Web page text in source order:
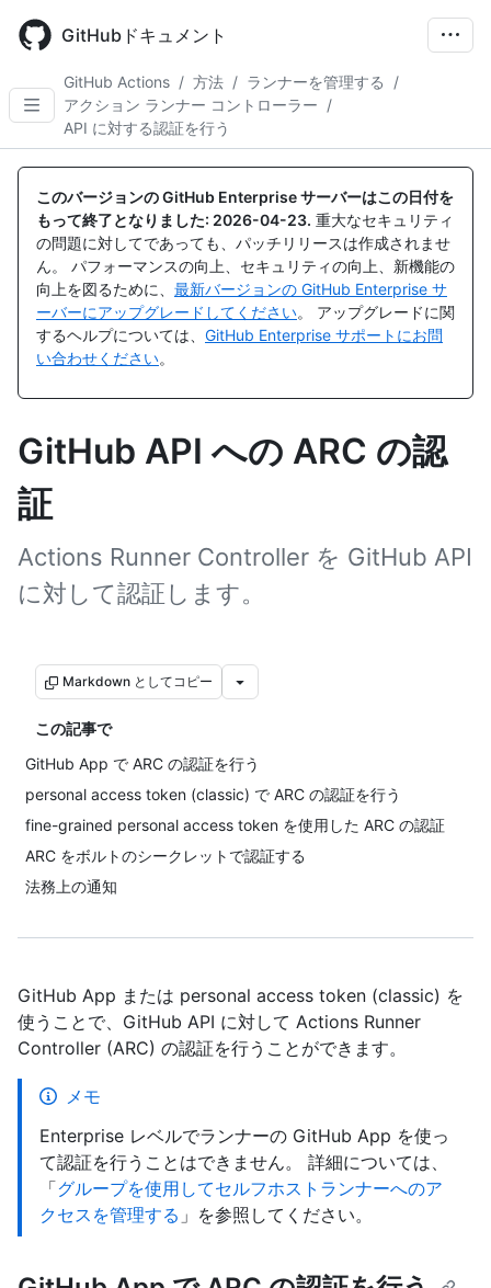
main
GitHubドキュメント
GitHub Actions / 方法 / ランナーを管理する
/
アクション ランナー コントローラー /
API に対する認証を行う
このバージョンの GitHub Enterprise サーバーはこの日付を
もって終了となりました: 2026-04-23. 重大なセキュリティ
の問題に対してであっても、パッチリリースは作成されませ
ん。 パフォーマンスの向上、セキュリティの向上、新機能の
向上を図るために、 最新バージョンの GitHub Enterprise サ
ーバーにアップグレードしてください。 アップグレードに関
するヘルプについては、 GitHub Enterprise サポートにお問
い合わせください。
GitHub API への ARC の認
証
Actions Runner Controller を GitHub API
に対して認証します。
Markdown としてコピー
この記事で
GitHub App で ARC の認証を行う
personal access token (classic) で ARC の認証を行う
fine-grained personal access token を使用した ARC の認証
ARC をボルトのシークレットで認証する
法務上の通知
GitHub App または personal access token (classic) を
使うことで、GitHub API に対して Actions Runner
Controller (ARC) の認証を行うことができます。
メモ
Enterprise レベルでランナーの GitHub App を使っ
て認証を行うことはできません。 詳細については、
「グループを使用してセルフホストランナーへのア
クセスを管理する 」を参照してください。